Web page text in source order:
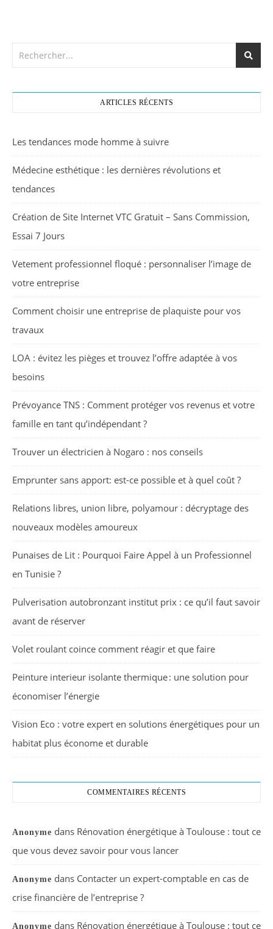
ARTICLES RÉCENTS
Les tendances mode homme à suivre
Médecine esthétique : les dernières révolutions et
tendances
Création de Site Internet VTC Gratuit – Sans Commission,
Essai 7 Jours
Vetement professionnel floqué : personnaliser l’image de
votre entreprise
Comment choisir une entreprise de plaquiste pour vos
travaux
LOA : évitez les pièges et trouvez l’offre adaptée à vos
besoins
Prévoyance TNS : Comment protéger vos revenus et votre
famille en tant qu’indépendant ?
Trouver un électricien à Nogaro : nos conseils
Emprunter sans apport: est-ce possible et à quel coût ?
Relations libres, union libre, polyamour : décryptage des
nouveaux modèles amoureux
Punaises de Lit : Pourquoi Faire Appel à un Professionnel
en Tunisie ?
Pulverisation autobronzant institut prix : ce qu’il faut savoir
avant de réserver
Volet roulant coince comment réagir et que faire
Peinture interieur isolante thermique : une solution pour
économiser l’énergie
Vision Eco : votre expert en solutions énergétiques pour un
habitat plus économe et durable
COMMENTAIRES RÉCENTS
Anonyme dans Rénovation énergétique à Toulouse : tout ce
que vous devez savoir pour vous lancer
Anonyme dans Contacter un expert-comptable en cas de
crise financière de l’entreprise ?
Anonyme dans Rénovation énergétique à Toulouse : tout ce